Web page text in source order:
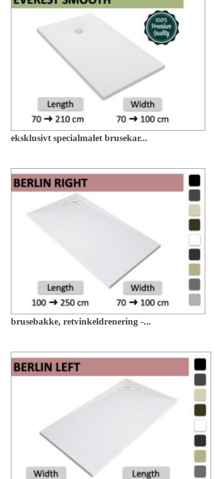
eksklusivt specialmalet brusekar...
brusebakke, retvinkeldrenering -...